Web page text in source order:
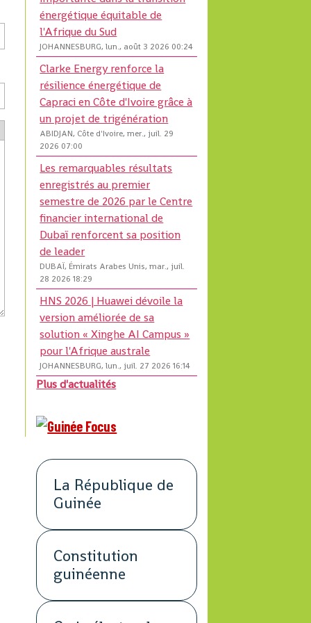
énergétique équitable de
l'Afrique du Sud
JOHANNESBURG, lun., août 3 2026 00:24
Clarke Energy renforce la
résilience énergétique de
Capraci en Côte d'Ivoire grâce à
un projet de trigénération
ABIDJAN, Côte d'Ivoire, mer., juil. 29
2026 07:00
Les remarquables résultats
enregistrés au premier
semestre de 2026 par le Centre
financier international de
Dubaï renforcent sa position
de leader
DUBAÏ, Émirats Arabes Unis, mar., juil.
28 2026 18:29
HNS 2026 | Huawei dévoile la
version améliorée de sa
solution « Xinghe AI Campus »
pour l'Afrique australe
JOHANNESBURG, lun., juil. 27 2026 16:14
Plus d'actualités
La République de
Guinée
Constitution
guinéenne